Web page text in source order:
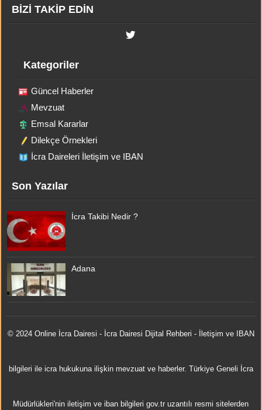
BİZİ TAKİP EDİN
Kategoriler
Güncel Haberler
Mevzuat
Emsal Kararlar
Dilekçe Örnekleri
İcra Daireleri İletişim ve IBAN
Son Yazılar
İcra Takibi Nedir ?
Adana
© 2024 Online İcra Dairesi - İcra Dairesi Dijital Rehberi - İletişim ve IBAN
bilgileri ile icra hukukuna ilişkin mevzuat ve haberler. Türkiye Geneli İcra
Müdürlükleri'nin iletişim ve iban bilgileri gov.tr uzantılı resmi sitelerden